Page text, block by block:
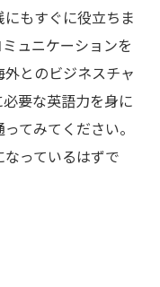
もすぐに役立ちま
ュニケーションを
とのビジネスチャ
要な英語力を身に
てみてください。
っているはずで